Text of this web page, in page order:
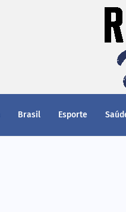
Brasil Esporte